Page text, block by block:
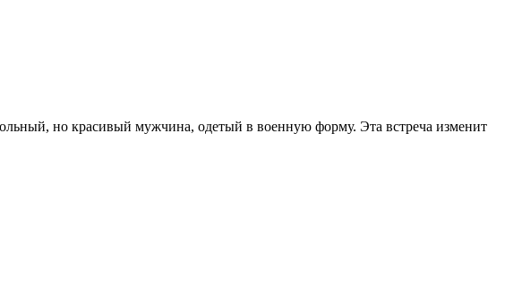
но красивый мужчина, одетый в военную форму. Эта встреча изменит